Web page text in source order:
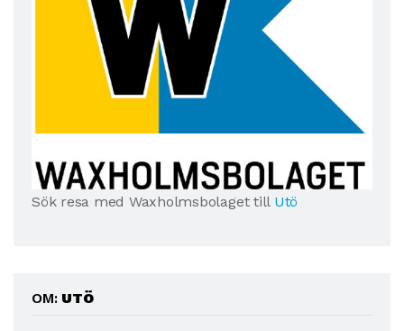
Sök resa med Waxholmsbolaget till Utö
OM: UTÖ